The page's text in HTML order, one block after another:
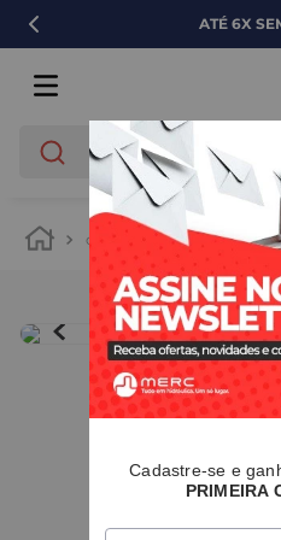
JUROS
O que você está buscando?
cozinha e lavanderia
IMAGENS MERAMENTE ILUSTRATIVAS
Cadastre-se e
PRIMEIRA